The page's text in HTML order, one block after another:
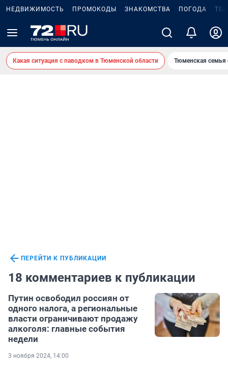
НЕДВИЖИМОСТЬ ПРОМОКОДЫ ЗНАКОМСТВА ПОГОДА
Какая ситуация с паводком в Тюменской области Тюменская семья
ПЕРЕЙТИ К ПУБЛИКАЦИИ
18 комментариев к публикации
Путин освободил россиян от
одного налога, а региональные
власти ограничивают продажу
алкоголя: главные события
недели
3 ноября 2024, 14:00